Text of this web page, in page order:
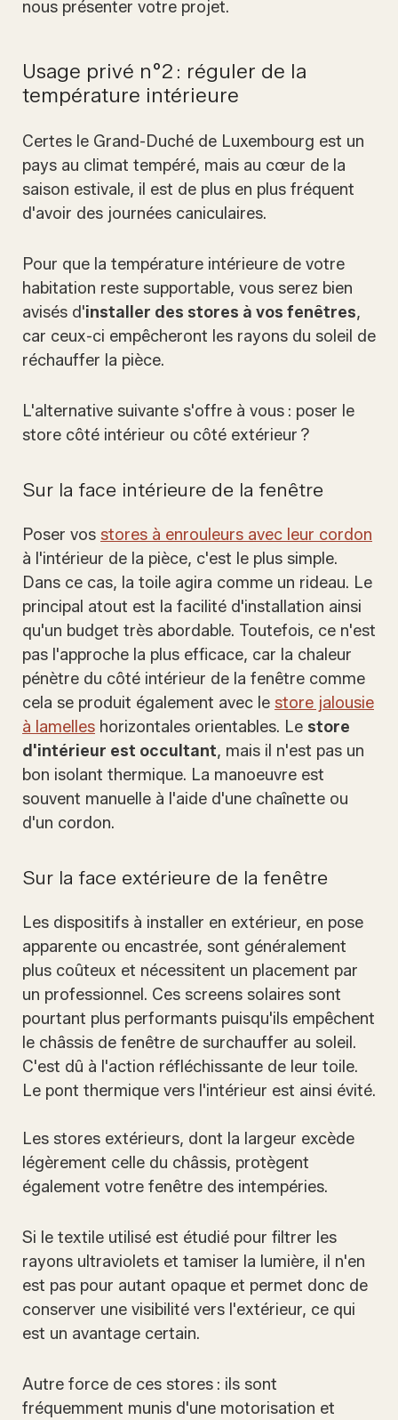
nous présenter votre projet.
Usage privé n°2 : réguler de la
température intérieure
Certes le Grand-Duché de Luxembourg est un
pays au climat tempéré, mais au cœur de la
saison estivale, il est de plus en plus fréquent
d'avoir des journées caniculaires.
Pour que la température intérieure de votre
habitation reste supportable, vous serez bien
avisés d'installer des stores à vos fenêtres,
car ceux-ci empêcheront les rayons du soleil de
réchauffer la pièce.
L'alternative suivante s'offre à vous : poser le
store côté intérieur ou côté extérieur ?
Sur la face intérieure de la fenêtre
Poser vos stores à enrouleurs avec leur cordon
à l'intérieur de la pièce, c'est le plus simple.
Dans ce cas, la toile agira comme un rideau. Le
principal atout est la facilité d'installation ainsi
qu'un budget très abordable. Toutefois, ce n'est
pas l'approche la plus efficace, car la chaleur
pénètre du côté intérieur de la fenêtre comme
cela se produit également avec le store jalousie
à lamelles horizontales orientables. Le store
d'intérieur est occultant, mais il n'est pas un
bon isolant thermique. La manoeuvre est
souvent manuelle à l'aide d'une chaînette ou
d'un cordon.
Sur la face extérieure de la fenêtre
Les dispositifs à installer en extérieur, en pose
apparente ou encastrée, sont généralement
plus coûteux et nécessitent un placement par
un professionnel. Ces screens solaires sont
pourtant plus performants puisqu'ils empêchent
le châssis de fenêtre de surchauffer au soleil.
C'est dû à l'action réfléchissante de leur toile.
Le pont thermique vers l'intérieur est ainsi évité.
Les stores extérieurs, dont la largeur excède
légèrement celle du châssis, protègent
également votre fenêtre des intempéries.
Si le textile utilisé est étudié pour filtrer les
rayons ultraviolets et tamiser la lumière, il n'en
est pas pour autant opaque et permet donc de
conserver une visibilité vers l'extérieur, ce qui
est un avantage certain.
Autre force de ces stores : ils sont
fréquemment munis d'une motorisation et